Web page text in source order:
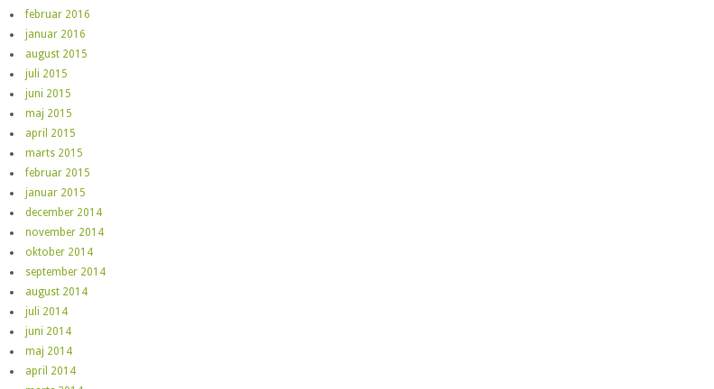
februar 2016
januar 2016
august 2015
juli 2015
juni 2015
maj 2015
april 2015
marts 2015
februar 2015
januar 2015
december 2014
november 2014
oktober 2014
september 2014
august 2014
juli 2014
juni 2014
maj 2014
april 2014